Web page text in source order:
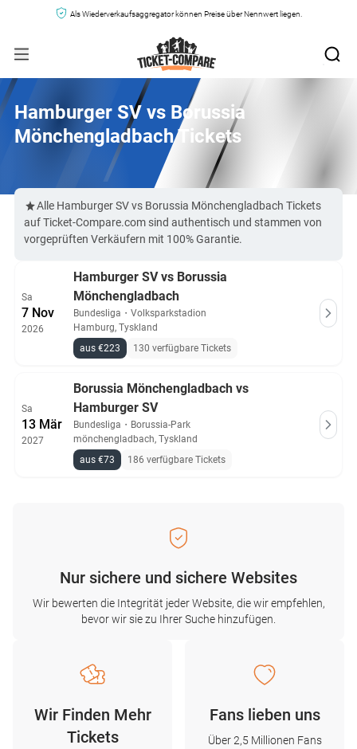
Als Wiederverkaufsaggregator können Preise über Nennwert liegen.
Hamburger SV vs Borussia
Mönchengladbach Tickets
Alle Hamburger SV vs Borussia Mönchengladbach Tickets
auf Ticket-Compare.com sind authentisch und stammen von
vorgeprüften Verkäufern mit 100% Garantie.
Sa
7 Nov
2026
Hamburger SV vs Borussia
Mönchengladbach
Bundesliga ・ Volksparkstadion
Hamburg, Tyskland
aus €223
130 verfügbare Tickets
Sa
13 Mär
2027
Borussia Mönchengladbach vs
Hamburger SV
Bundesliga ・ Borussia-Park
mönchengladbach, Tyskland
aus €73
186 verfügbare Tickets
Nur sichere und sichere Websites
Wir bewerten die Integrität jeder Website, die wir empfehlen,
bevor wir sie zu Ihrer Suche hinzufügen.
Wir Finden Mehr
Tickets
Fans lieben uns
Über 2,5 Millionen Fans